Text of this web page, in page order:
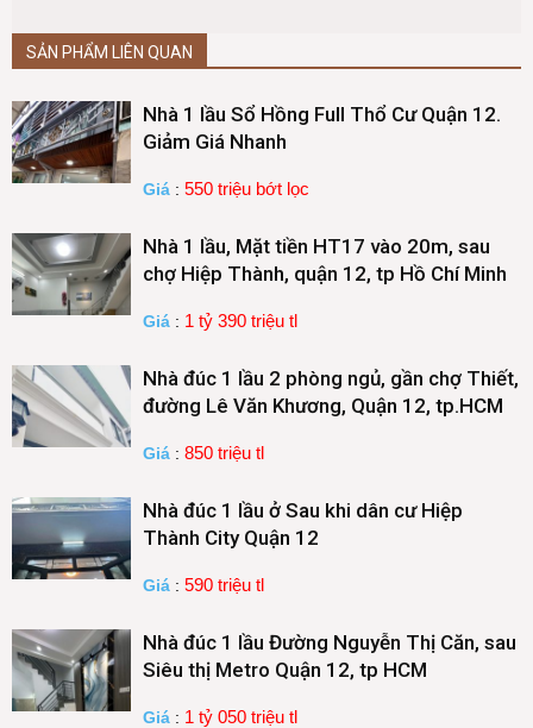
SẢN PHẨM LIÊN QUAN
Nhà 1 lầu Sổ Hồng Full Thổ Cư Quận 12.
Giảm Giá Nhanh
Giá : 550 triệu bớt lọc
Nhà 1 lầu, Mặt tiền HT17 vào 20m, sau
chợ Hiệp Thành, quận 12, tp Hồ Chí Minh
Giá : 1 tỷ 390 triệu tl
Nhà đúc 1 lầu 2 phòng ngủ, gần chợ Thiết,
đường Lê Văn Khương, Quận 12, tp.HCM
Giá : 850 triệu tl
Nhà đúc 1 lầu ở Sau khi dân cư Hiệp
Thành City Quận 12
Giá : 590 triệu tl
Nhà đúc 1 lầu Đường Nguyễn Thị Căn, sau
Siêu thị Metro Quận 12, tp HCM
Giá : 1 tỷ 050 triệu tl